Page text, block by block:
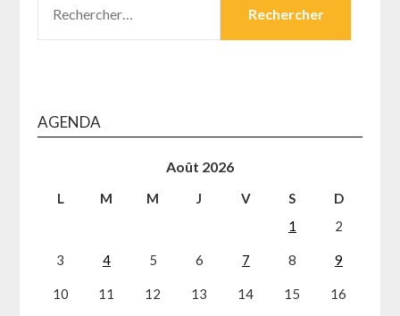
AGENDA
Août 2026
L M M J V S
D
1
2
3 4 5 6 7 8 9
10 11 12 13 14 15 16